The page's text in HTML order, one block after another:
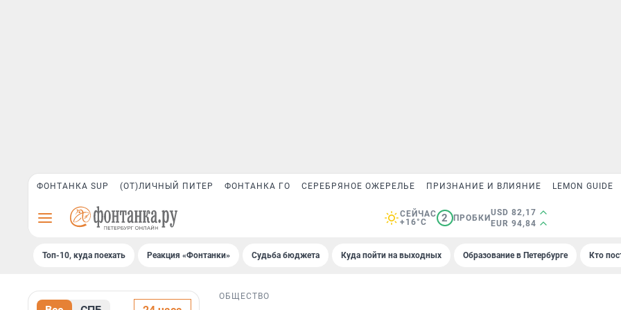
ФОНТАНКА SUP (ОТ)ЛИЧНЫЙ ПИТЕР ФОНТАНКА ГО СЕРЕБРЯНОЕ ОЖЕРЕЛЬЕ ПРИЗНАНИЕ И ВЛИЯНИЕ LEMON GUIDE
СЕЙЧАС
+16°C
2 ПРОБКИ
USD 82,17
EUR 94,84
Топ-10, куда поехать Реакция «Фонтанки» Судьба бюджета Куда пойти на выходных Образование в Петербурге Кто
ОБЩЕСТВО